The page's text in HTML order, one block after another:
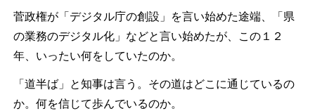
菅政権が「デジタル庁の創設」を言い始めた途端、「県
の業務のデジタル化」などと言い始めたが、この１２
年、いったい何をしていたのか。
「道半ば」と知事は言う。その道はどこに通じているの
か。何を信じて歩んでいるのか。